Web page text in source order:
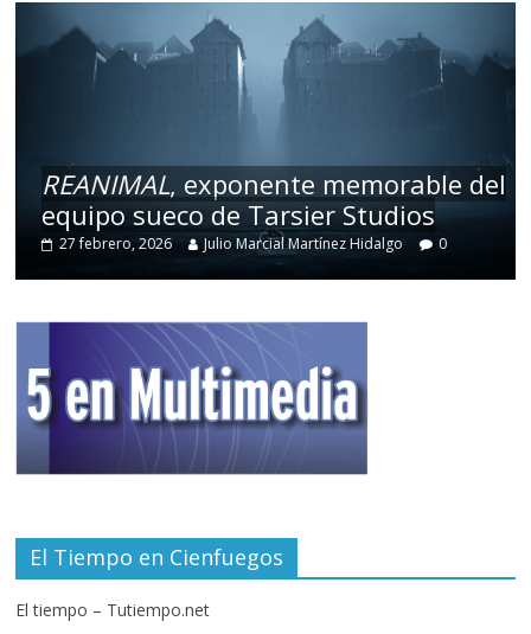
REANIMAL, exponente memorable del
equipo sueco de Tarsier Studios
27 febrero, 2026 Julio Marcial Martínez Hidalgo 0
El Tiempo en Cienfuegos
El tiempo – Tutiempo.net